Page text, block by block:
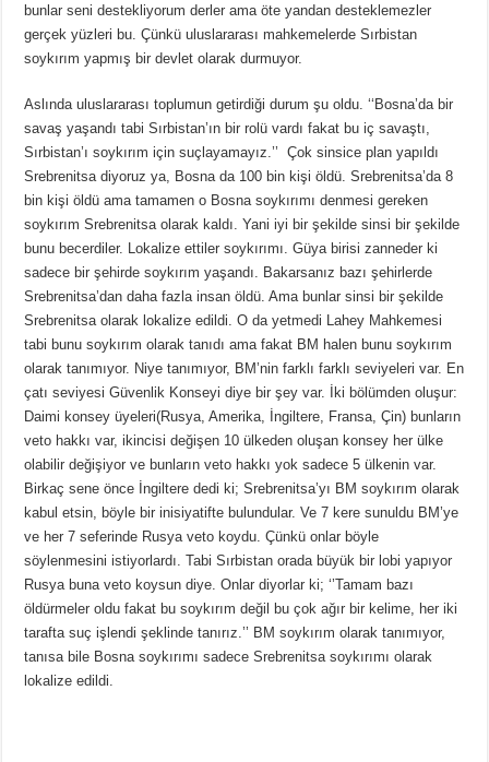
bunlar seni destekliyorum derler ama öte yandan desteklemezler
gerçek yüzleri bu. Çünkü uluslararası mahkemelerde Sırbistan
soykırım yapmış bir devlet olarak durmuyor.
Aslında uluslararası toplumun getirdiği durum şu oldu. ‘‘Bosna’da bir
savaş yaşandı tabi Sırbistan’ın bir rolü vardı fakat bu iç savaştı,
Sırbistan’ı soykırım için suçlayamayız.’’ Çok sinsice plan yapıldı
Srebrenitsa diyoruz ya, Bosna da 100 bin kişi öldü. Srebrenitsa’da 8
bin kişi öldü ama tamamen o Bosna soykırımı denmesi gereken
soykırım Srebrenitsa olarak kaldı. Yani iyi bir şekilde sinsi bir şekilde
bunu becerdiler. Lokalize ettiler soykırımı. Güya birisi zanneder ki
sadece bir şehirde soykırım yaşandı. Bakarsanız bazı şehirlerde
Srebrenitsa’dan daha fazla insan öldü. Ama bunlar sinsi bir şekilde
Srebrenitsa olarak lokalize edildi. O da yetmedi Lahey Mahkemesi
tabi bunu soykırım olarak tanıdı ama fakat BM halen bunu soykırım
olarak tanımıyor. Niye tanımıyor, BM’nin farklı farklı seviyeleri var. En
çatı seviyesi Güvenlik Konseyi diye bir şey var. İki bölümden oluşur:
Daimi konsey üyeleri(Rusya, Amerika, İngiltere, Fransa, Çin) bunların
veto hakkı var, ikincisi değişen 10 ülkeden oluşan konsey her ülke
olabilir değişiyor ve bunların veto hakkı yok sadece 5 ülkenin var.
Birkaç sene önce İngiltere dedi ki; Srebrenitsa’yı BM soykırım olarak
kabul etsin, böyle bir inisiyatifte bulundular. Ve 7 kere sunuldu BM’ye
ve her 7 seferinde Rusya veto koydu. Çünkü onlar böyle
söylenmesini istiyorlardı. Tabi Sırbistan orada büyük bir lobi yapıyor
Rusya buna veto koysun diye. Onlar diyorlar ki; ‘’Tamam bazı
öldürmeler oldu fakat bu soykırım değil bu çok ağır bir kelime, her iki
tarafta suç işlendi şeklinde tanırız.’’ BM soykırım olarak tanımıyor,
tanısa bile Bosna soykırımı sadece Srebrenitsa soykırımı olarak
lokalize edildi.